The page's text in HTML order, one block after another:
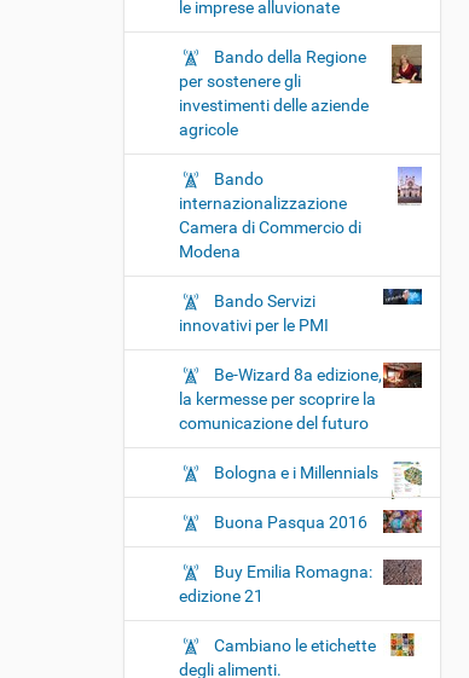
le imprese alluvionate
Bando della Regione
per sostenere gli
investimenti delle aziende
agricole
Bando
internazionalizzazione
Camera di Commercio di
Modena
Bando Servizi
innovativi per le PMI
Be-Wizard 8a edizione,
la kermesse per scoprire la
comunicazione del futuro
Bologna e i Millennials
Buona Pasqua 2016
Buy Emilia Romagna:
edizione 21
Cambiano le etichette
degli alimenti.